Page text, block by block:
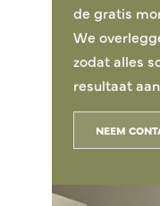
de gratis
We
zodat alles
resultaat
NEEM